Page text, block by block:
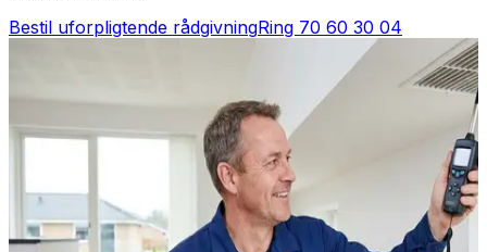
Bestil uforpligtende rådgivningRing 70 60 30 04